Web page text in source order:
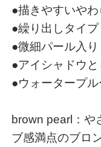
●描きやすいや
●繰り出しタイプ
●微細パール入り
●アイシャドウ
●ウォータープル
brown pearl：や
ブ感満点のブロ